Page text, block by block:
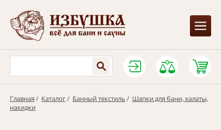
Главная / Каталог/ Банный текстиль / Шапки для бани, халаты,
накидки